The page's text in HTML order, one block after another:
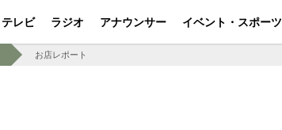
テレビ ラジオ アナウンサー イベント・スポーツ
お店レポート